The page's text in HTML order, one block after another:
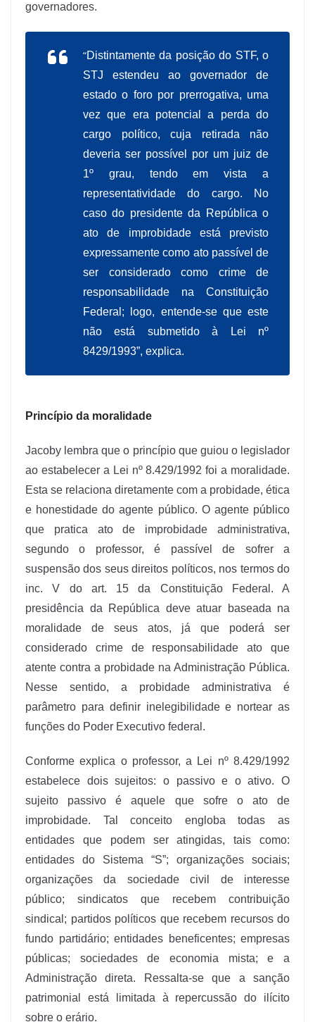
governadores.
“Distintamente da posição do STF, o
STJ estendeu ao governador de
estado o foro por prerrogativa, uma
vez que era potencial a perda do
cargo político, cuja retirada não
deveria ser possível por um juiz de
1º grau, tendo em vista a
representatividade do cargo. No
caso do presidente da República o
ato de improbidade está previsto
expressamente como ato passível de
ser considerado como crime de
responsabilidade na Constituição
Federal; logo, entende-se que este
não está submetido à Lei nº
8429/1993”, explica.
Princípio da moralidade
Jacoby lembra que o princípio que guiou o legislador
ao estabelecer a Lei nº 8.429/1992 foi a moralidade.
Esta se relaciona diretamente com a probidade, ética
e honestidade do agente público. O agente público
que pratica ato de improbidade administrativa,
segundo o professor, é passível de sofrer a
suspensão dos seus direitos políticos, nos termos do
inc. V do art. 15 da Constituição Federal. A
presidência da República deve atuar baseada na
moralidade de seus atos, já que poderá ser
considerado crime de responsabilidade ato que
atente contra a probidade na Administração Pública.
Nesse sentido, a probidade administrativa é
parâmetro para definir inelegibilidade e nortear as
funções do Poder Executivo federal.
Conforme explica o professor, a Lei nº 8.429/1992
estabelece dois sujeitos: o passivo e o ativo. O
sujeito passivo é aquele que sofre o ato de
improbidade. Tal conceito engloba todas as
entidades que podem ser atingidas, tais como:
entidades do Sistema “S”; organizações sociais;
organizações da sociedade civil de interesse
público; sindicatos que recebem contribuição
sindical; partidos políticos que recebem recursos do
fundo partidário; entidades beneficentes; empresas
públicas; sociedades de economia mista; e a
Administração direta. Ressalta-se que a sanção
patrimonial está limitada à repercussão do ilícito
sobre o erário.